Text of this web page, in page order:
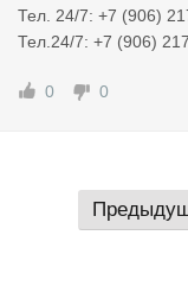
Тел. 24/7: +7 (906)
Тел.24/7: +7 (906)
0 0